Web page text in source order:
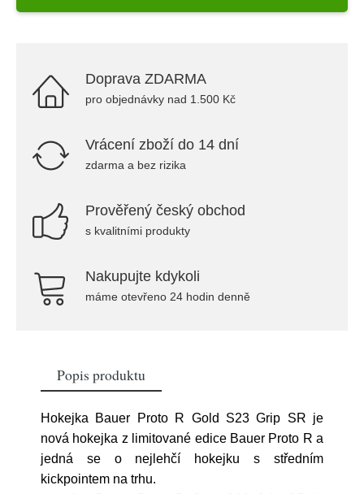
Doprava ZDARMA
pro objednávky nad 1.500 Kč
Vrácení zboží do 14 dní
zdarma a bez rizika
Prověřený český obchod
s kvalitními produkty
Nakupujte kdykoli
máme otevřeno 24 hodin denně
Popis produktu
Hokejka Bauer Proto R Gold S23 Grip SR je
nová hokejka z limitované edice Bauer Proto R a
jedná se o nejlehčí hokejku s středním
kickpointem na trhu.